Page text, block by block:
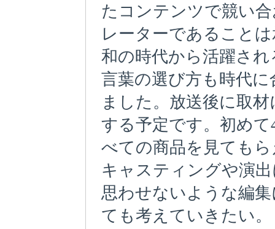
たコンテンツで競い
レーターであること
和の時代から活躍さ
言葉の選び方も時代
ました。放送後に取
する予定です。初め
べての商品を見ても
キャスティングや演
思わせないような編
ても考えていきたい。